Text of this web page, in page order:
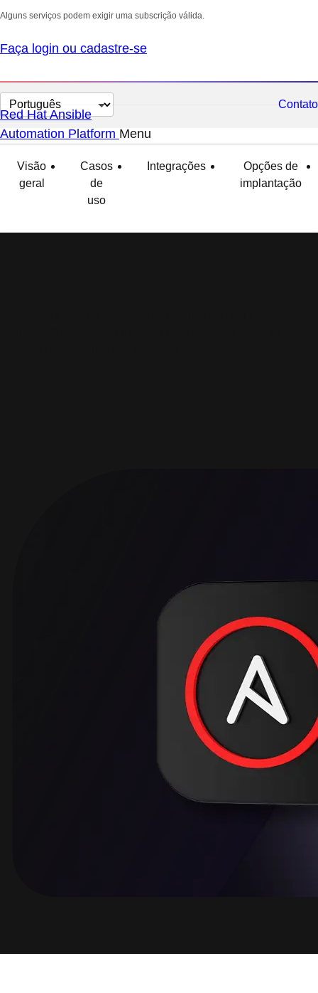
Alguns serviços podem exigir uma subscrição válida.
Faça login ou cadastre-se
Selecionar
idioma
Contato
Red Hat Ansible
Automation Platform Menu
Visão
geral
Casos
de
uso
Integrações
Opções de
implantação